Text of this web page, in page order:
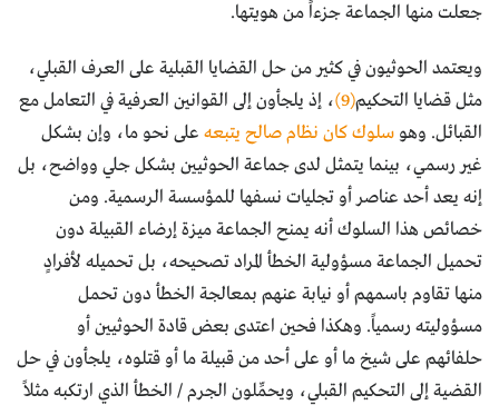
جعلت منها الجماعة جزءاً من هويتها.
ويعتمد الحوثيون في كثير من حل القضايا القبلية على العرف القبلي،
مثل قضايا التحكيم(9)
، إذ يلجأون إلى القوانين العرفية في التعامل مع
القبائل. وهوسلوك كان نظام صالح يتبعه على نحو ما، وإن بشكل
غير رسمي، بينما يتمثل لدى جماعة الحوثيين بشكل جلي وواضح، بل
إنه يعد أحد عناصر أو تجليات نسفها للمؤسسة الرسمية. ومن
خصائص هذا السلوك أنه يمنح الجماعة ميزة إرضاء القبيلة دون
تحميل الجماعة مسؤولية الخطأ المراد تصحيحه، بل تحميله لأفرادٍ
منها تقاوم باسمهم أو نيابة عنهم بمعالجة الخطأ دون تحمل
مسؤوليته رسمياً. وهكذا فحين اعتدى بعض قادة الحوثيين أو
حلفائهم على شيخ ما أو على أحد من قبيلة ما أو قتلوه، يلجأون في حل
القضية إلى التحكيم القبلي، ويحمِّلون الجرم / الخطأ الذي ارتكبه مثلاً